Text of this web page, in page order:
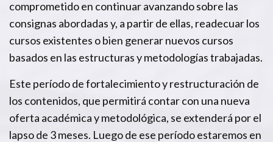
comprometido en continuar avanzando sobre las
consignas abordadas y, a partir de ellas, readecuar los
cursos existentes o bien generar nuevos cursos
basados en las estructuras y metodologías trabajadas.
Este período de fortalecimiento y restructuración de
los contenidos, que permitirá contar con una nueva
oferta académica y metodológica, se extenderá por el
lapso de 3 meses. Luego de ese período estaremos en